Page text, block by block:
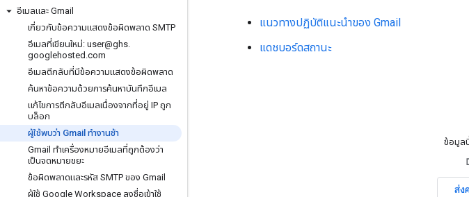
อีเมลและ Gmail
เกี่ยวกับข้อความแสดงข้อผิดพลาด SMTP
อีเมลที่เขียนใหม่: user@ghs.
googlehosted .com
อีเมลตีกลับที่มีข้อความแสดงข้อผิดพลาด
ค้นหาข้อความด้วยการค้นหาบันทึกอีเมล
แก้ไขการตีกลับอีเมลเนื่องจากที่อยู่ IP ถูก
บล็อก
ผู้ใช้พบว่า Gmail ทำงานช้า
Gmail ทำเครื่องหมายอีเมลที่ถูกต้องว่า
เป็นจดหมายขยะ
ข้อผิดพลาดและรหัส SMTP ของ Gmail
ผู้ใช้ Google Workspace ลงชื่อเข้าใช้
แนวทางปฏิบัติแนะนำของ Gmail
แดชบอร์ดสถานะ
ข้อมูล
ส่ง